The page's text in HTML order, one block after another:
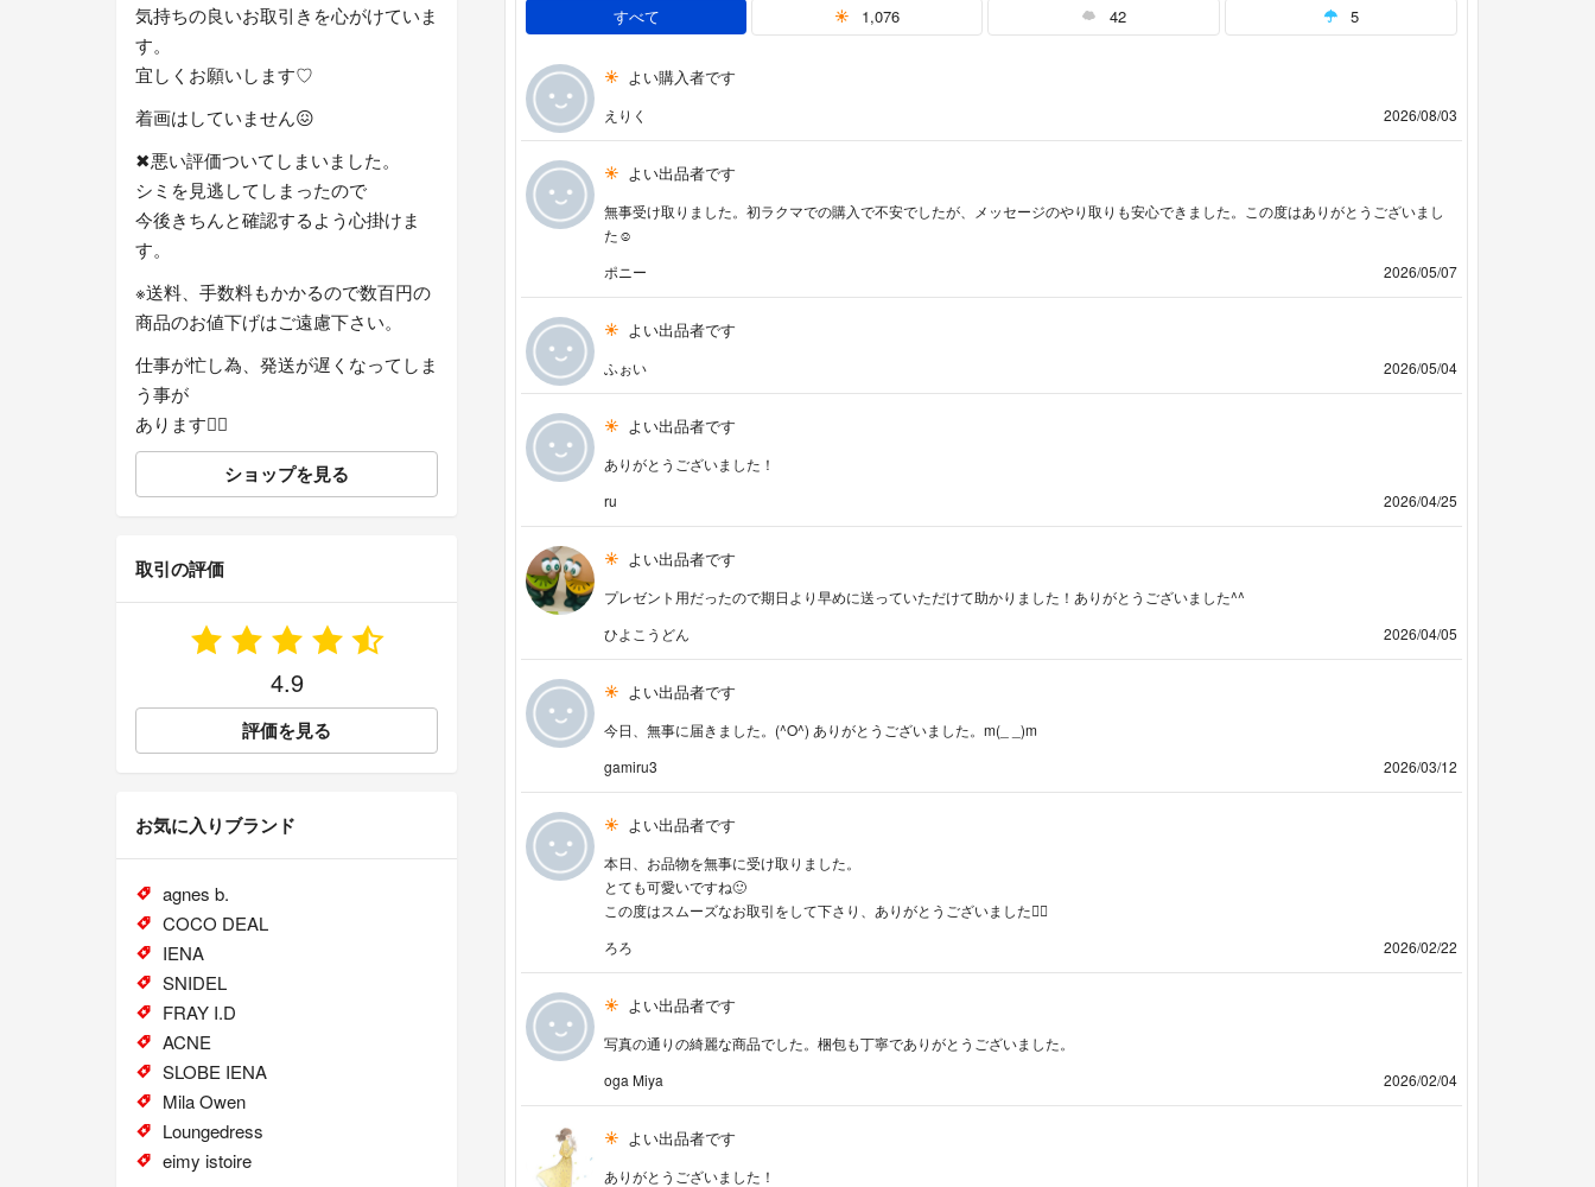
すべて 1,076 42 5
よい購入者です
えりく 2026/08/03
よい出品者です
無事受け取りました。初ラクマでの購入で不安でしたが、メッセージのやり取りも安心できました。この度はありがとうございまし
た☺️
ポニー
2026/05/07
よい出品者です
ふぉい 2026/05/04
よい出品者です
ありがとうございました！
ru
2026/04/25
よい出品者です
プレゼント用だったので期日より早めに送っていただけて助かりました！ありがとうございました^^
ひよこうどん
2026/04/05
よい出品者です
今日、無事に届きました。(^O^) ありがとうございました。m(_ _)m
gamiru3
2026/03/12
よい出品者です
本日、お品物を無事に受け取りました。
とても可愛いですね🙂
この度はスムーズなお取引をして下さり、ありがとうございました🙇‍♀️
ろろ
2026/02/22
よい出品者です
写真の通りの綺麗な商品でした。梱包も丁寧でありがとうございました。
oga Miya
2026/02/04
よい出品者です
ありがとうございました！
気持ちの良いお取引きを心がけていま
す。
宜しくお願いします♡
着画はしていません😖
✖︎悪い評価ついてしまいました。
シミを見逃してしまったので
今後きちんと確認するよう心掛けま
す。
※送料、手数料もかかるので数百円の
商品のお値下げはご遠慮下さい。
仕事が忙し為、発送が遅くなってしま
う事が
あります🙇‍♀️
ショップを見る
取引の評価
4.9
評価を見る
お気に入りブランド
agnes b.
COCO DEAL
IENA
SNIDEL
FRAY I.D
ACNE
SLOBE IENA
Mila Owen
Loungedress
eimy istoire